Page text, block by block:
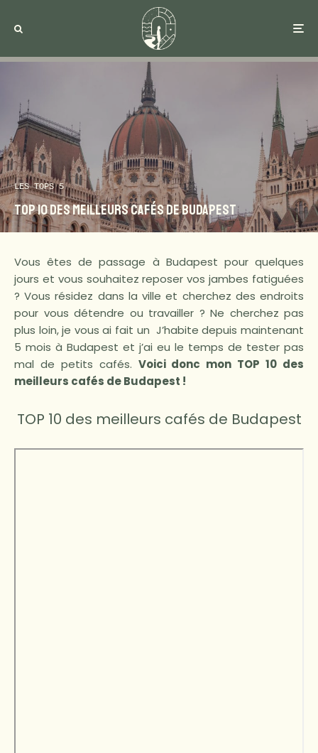
LES TOPS 5
TOP 10 des meilleurs cafés de Budapest
Vous êtes de passage à Budapest pour quelques
jours et vous souhaitez reposer vos jambes fatiguées
? Vous résidez dans la ville et cherchez des endroits
pour vous détendre ou travailler ? Ne cherchez pas
plus loin, je vous ai fait un J’habite depuis maintenant
5 mois à Budapest et j’ai eu le temps de tester pas
mal de petits cafés. Voici donc mon TOP 10 des
meilleurs cafés de Budapest !
TOP 10 des meilleurs cafés de Budapest